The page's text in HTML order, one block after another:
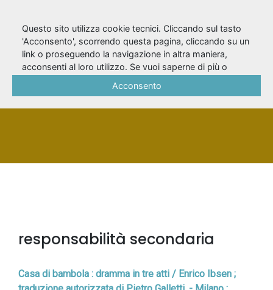
Galletti, Pietro
PERSONA
responsabilità secondaria
Casa di bambola : dramma in tre atti / Enrico Ibsen ;
Questo sito utilizza cookie tecnici. Cliccando sul tasto
'Acconsento', scorrendo questa pagina, cliccando su un
link o proseguendo la navigazione in altra maniera,
acconsenti al loro utilizzo. Se vuoi saperne di più o
Acconsento